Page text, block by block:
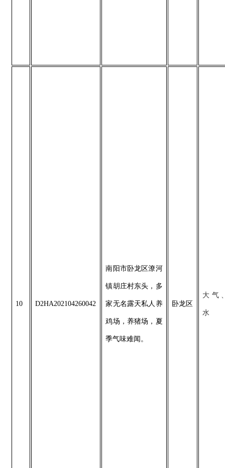
10 D2HA202104260042
南阳市卧龙区潦河
镇胡庄村东头，多
家无名露天私人养
鸡场，养猪场，夏
季气味难闻。
卧龙区
大气
水